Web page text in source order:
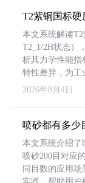
T2紫铜国标
本文系统解读
T2_1/2H状态）
析其力学性能指
特性差异，为工
2026年8月4日
喷砂都有多少
本文系统介绍了
喷砂200目对应
同目数的应用场